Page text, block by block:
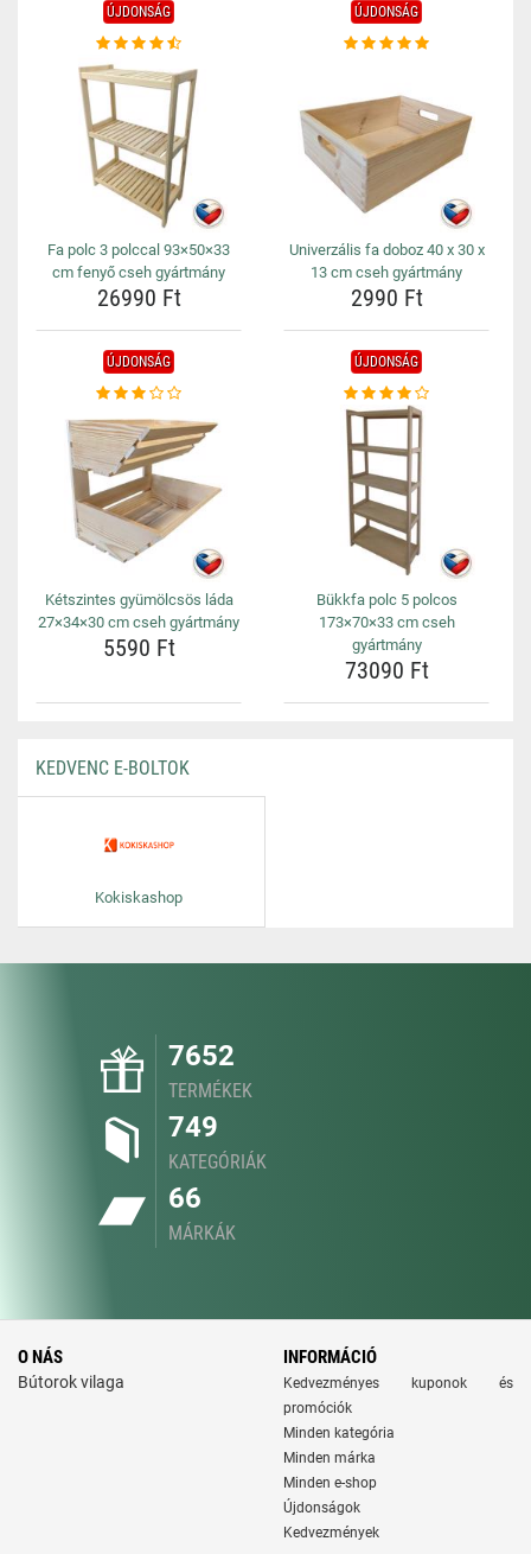
ÚJDONSÁG
Fa polc 3 polccal 93×50×33
cm fenyő cseh gyártmány
26990 Ft
ÚJDONSÁG
Univerzális fa doboz 40 x 30 x
13 cm cseh gyártmány
2990 Ft
ÚJDONSÁG
Kétszintes gyümölcsös láda
27×34×30 cm cseh gyártmány
5590 Ft
ÚJDONSÁG
Bükkfa polc 5 polcos
173×70×33 cm cseh
gyártmány
73090 Ft
KEDVENC E-BOLTOK
Kokiskashop
7652
TERMÉKEK
749
KATEGÓRIÁK
66
MÁRKÁK
O NÁS
Bútorok vilaga
INFORMÁCIÓ
Kedvezményes kuponok és
promóciók
Minden kategória
Minden márka
Minden e-shop
Újdonságok
Kedvezmények